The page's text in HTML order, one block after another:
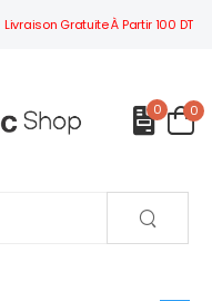
Livraison Gratuite À Partir 100 DT
0 0